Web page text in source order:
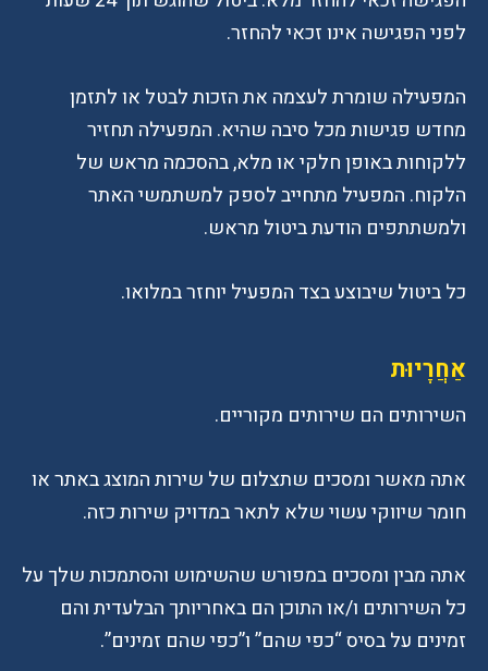
לפני הפגישה אינו זכאי להחזר.
המפעילה שומרת לעצמה את הזכות לבטל או לתזמן
מחדש פגישות מכל סיבה שהיא. המפעילה תחזיר
ללקוחות באופן חלקי או מלא, בהסכמה מראש של
הלקוח. המפעיל מתחייב לספק למשתמשי האתר
ולמשתתפים הודעת ביטול מראש.
כל ביטול שיבוצע בצד המפעיל יוחזר במלואו.
אַחֲרָיוּת
השירותים הם שירותים מקוריים.
אתה מאשר ומסכים שתצלום של שירות המוצג באתר או
חומר שיווקי עשוי שלא לתאר במדויק שירות כזה.
אתה מבין ומסכים במפורש שהשימוש והסתמכות שלך על
כל השירותים ו/או התוכן הם באחריותך הבלעדית והם
זמינים על בסיס “כפי שהם” ו”כפי שהם זמינים”.